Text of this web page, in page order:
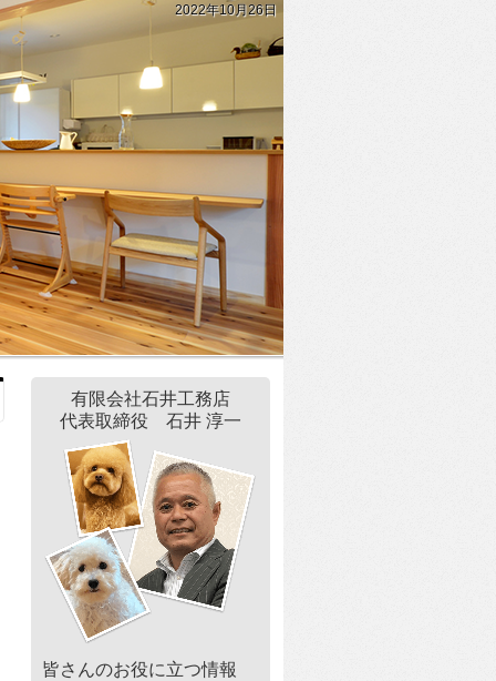
2022年10月26日
有限会社石井工務店
代表取締役 石井 淳一
皆さんのお役に立つ情報